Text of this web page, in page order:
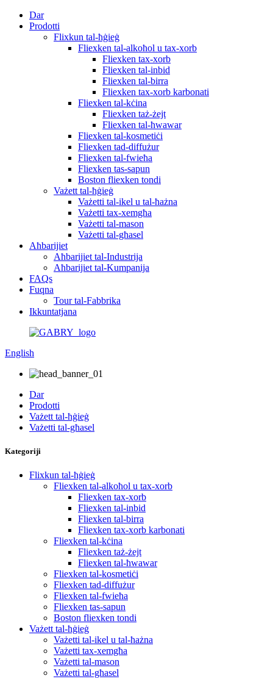
Dar
Prodotti
Flixkun tal-ħġieġ
Fliexken tal-alkoħol u tax-xorb
Fliexken tax-xorb
Fliexken tal-inbid
Fliexken tal-birra
Fliexken tax-xorb karbonati
Fliexken tal-kċina
Fliexken taż-żejt
Fliexken tal-ħwawar
Fliexken tal-kosmetiċi
Fliexken tad-diffużur
Fliexken tal-fwieħa
Fliexken tas-sapun
Boston fliexken tondi
Vażett tal-ħġieġ
Vażetti tal-ikel u tal-ħażna
Vażetti tax-xemgħa
Vażetti tal-mason
Vażetti tal-għasel
Aħbarijiet
Aħbarijiet tal-Industrija
Aħbarijiet tal-Kumpanija
FAQs
Fuqna
Tour tal-Fabbrika
Ikkuntatjana
English
Dar
Prodotti
Vażett tal-ħġieġ
Vażetti tal-għasel
Kategoriji
Flixkun tal-ħġieġ
Fliexken tal-alkoħol u tax-xorb
Fliexken tax-xorb
Fliexken tal-inbid
Fliexken tal-birra
Fliexken tax-xorb karbonati
Fliexken tal-kċina
Fliexken taż-żejt
Fliexken tal-ħwawar
Fliexken tal-kosmetiċi
Fliexken tad-diffużur
Fliexken tal-fwieħa
Fliexken tas-sapun
Boston fliexken tondi
Vażett tal-ħġieġ
Vażetti tal-ikel u tal-ħażna
Vażetti tax-xemgħa
Vażetti tal-mason
Vażetti tal-għasel